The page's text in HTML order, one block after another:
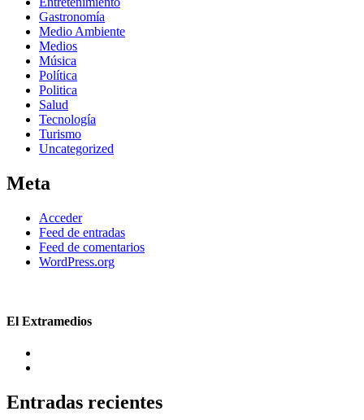
Gastronomía
Medio Ambiente
Medios
Música
Política
Politica
Salud
Tecnología
Turismo
Uncategorized
Meta
Acceder
Feed de entradas
Feed de comentarios
WordPress.org
El Extramedios
Entradas recientes